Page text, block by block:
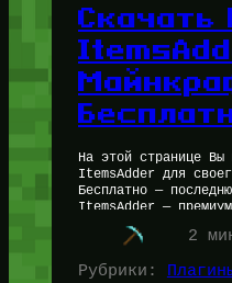
Скачать
На этой странице Вы
ItemsAdder для
Бесплатно —
ItemsAdder —
который позволяет
Майнкрафт
2
Рубрики: